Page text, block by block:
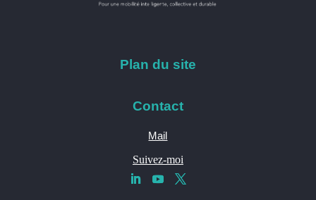
Plan du site
Contact
Mail
Suivez-moi